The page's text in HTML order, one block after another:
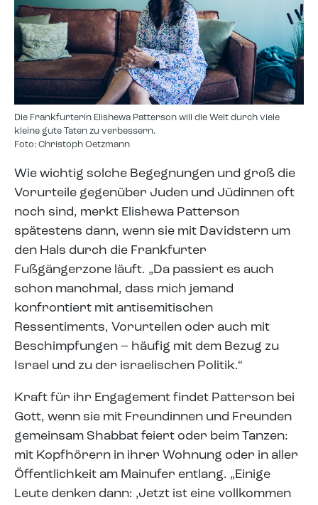
Die Frankfurterin Elishewa Patterson will die Welt durch viele
kleine gute Taten zu verbessern.
Foto: Christoph Oetzmann
Wie wichtig solche Begegnungen und groß die
Vorurteile gegenüber Juden und Jüdinnen oft
noch sind, merkt Elishewa Patterson
spätestens dann, wenn sie mit Davidstern um
den Hals durch die Frankfurter
Fußgängerzone läuft. „Da passiert es auch
schon manchmal, dass mich jemand
konfrontiert mit antisemitischen
Ressentiments, Vorurteilen oder auch mit
Beschimpfungen – häufig mit dem Bezug zu
Israel und zu der israelischen Politik.“
Kraft für ihr Engagement findet Patterson bei
Gott, wenn sie mit Freundinnen und Freunden
gemeinsam Shabbat feiert oder beim Tanzen:
mit Kopfhörern in ihrer Wohnung oder in aller
Öffentlichkeit am Mainufer entlang. „Einige
Leute denken dann: ‚Jetzt ist eine vollkommen